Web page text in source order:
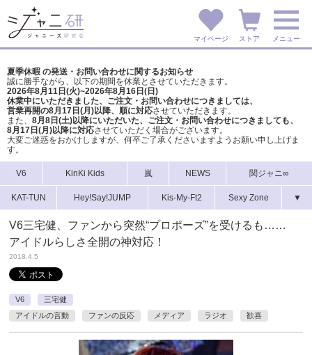
マイページ ストア メニュー
夏季休暇 の発送・お問い合わせに関するお知らせ
誠に勝手ながら、以下の期間を休業とさせていただきます。
2026年8月11日(火)~2026年8月16日(日)
休業中にいただきました、ご注文・お問い合わせにつきましては、
営業再開の8月17日(月)以降、順に対応させていただきます。
また、 8月8日(土)以降にいただいた、ご注文・ お問い合わせにつきましても、
8月17日(月)以降に対応させていただく場合がございます。
大変ご迷惑をおかけしますが、 何卒ご了承くださいますようお願い申し上げま
す。
V6 KinKi Kids 嵐 NEWS 関ジャニ∞
KAT-TUN Hey!Say!JUMP Kis-My-Ft2 Sexy Zone ▼
V6三宅健、ファンから突然“プロポーズ”を受けるも……
アイドルらしさ全開の神対応！
2018.4.5
V6
三宅健
アイドルの言動
ファンの反応 メディア ラジオ 歓喜